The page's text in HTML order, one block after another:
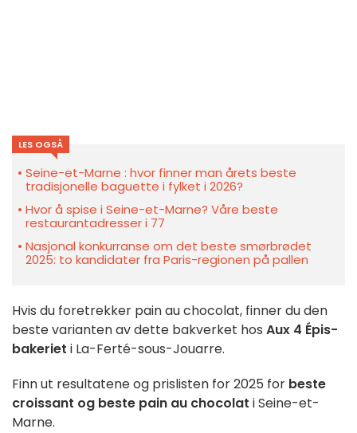
LES OGSÅ
Seine-et-Marne : hvor finner man årets beste
tradisjonelle baguette i fylket i 2026?
Hvor å spise i Seine-et-Marne? Våre beste
restaurantadresser i 77
Nasjonal konkurranse om det beste smørbrødet
2025: to kandidater fra Paris-regionen på pallen
Hvis du foretrekker pain au chocolat, finner du den
beste varianten av dette bakverket hos Aux 4 Épis-
bakeriet i La-Ferté-sous-Jouarre.
Finn ut resultatene og prislisten for 2025 for beste
croissant og beste pain au chocolat i Seine-et-
Marne.